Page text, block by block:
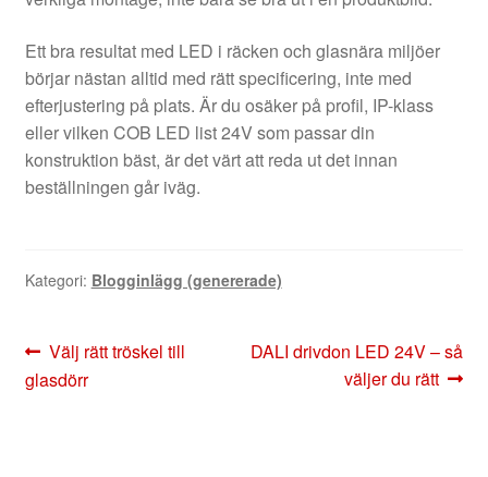
Ett bra resultat med LED i räcken och glasnära miljöer
börjar nästan alltid med rätt specificering, inte med
efterjustering på plats. Är du osäker på profil, IP-klass
eller vilken COB LED list 24V som passar din
konstruktion bäst, är det värt att reda ut det innan
beställningen går iväg.
Kategori: Blogginlägg (genererade)
Inläggsnavigering
Föregående
inlägg:
Välj rätt tröskel till
glasdörr
Nästa
DALI drivdon LED 24V – så
väljer du rätt